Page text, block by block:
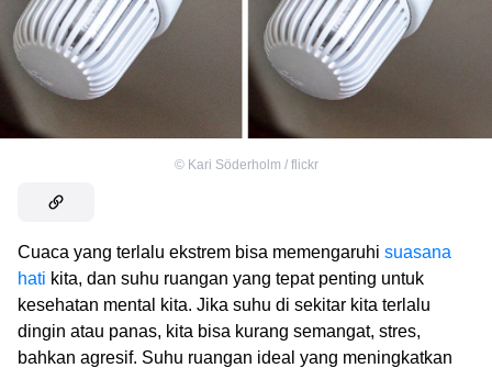
© Kari Söderholm / flickr
Cuaca yang terlalu ekstrem bisa memengaruhi suasana
hati kita, dan suhu ruangan yang tepat penting untuk
kesehatan mental kita. Jika suhu di sekitar kita terlalu
dingin atau panas, kita bisa kurang semangat, stres,
bahkan agresif. Suhu ruangan ideal yang meningkatkan